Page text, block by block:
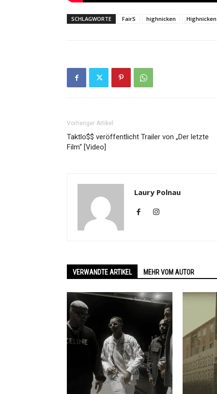
SCHLAGWORTE FairS highnicken
Vorheriger Artikel
Taktlo$$ veröffentlicht Trailer von „Der letzte
Film“ [Video]
Laury Polnau
VERWANDTE ARTIKEL MEHR VOM AUTOR